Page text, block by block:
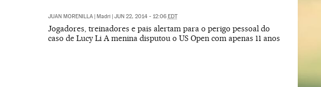
JUAN MORENILLA | Madri | JUN 22, 2014 - 12:06 EDT
Jogadores, treinadores e pais alertam para o perigo pessoal do
caso de Lucy Li A menina disputou o US Open com apenas 11 anos